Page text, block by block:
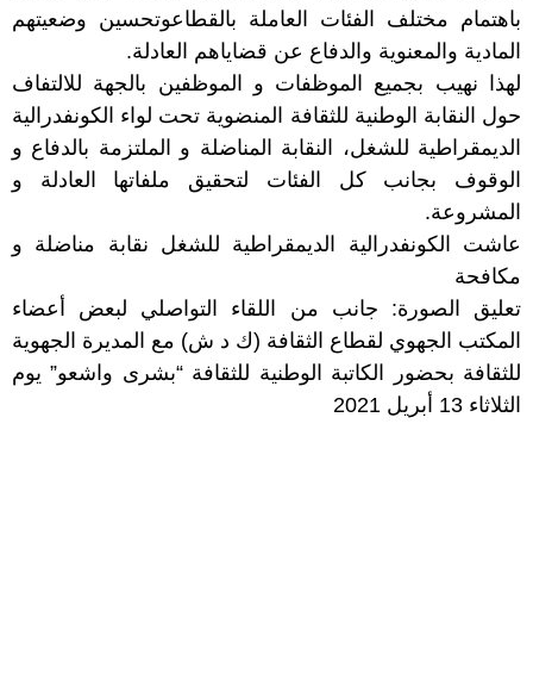
باهتمام مختلف الفئات العاملة بالقطاعوتحسين وضعيتهم
المادية والمعنوية والدفاع عن قضاياهم العادلة.
لهذا نهيب بجميع الموظفات و الموظفين بالجهة للالتفاف
حول النقابة الوطنية للثقافة المنضوية تحت لواء الكونفدرالية
الديمقراطية للشغل، النقابة المناضلة و الملتزمة بالدفاع و
الوقوف بجانب كل الفئات لتحقيق ملفاتها العادلة و
المشروعة.
عاشت الكونفدرالية الديمقراطية للشغل نقابة مناضلة و
مكافحة
تعليق الصورة: جانب من اللقاء التواصلي لبعض أعضاء
المكتب الجهوي لقطاع الثقافة (ك د ش) مع المديرة الجهوية
للثقافة بحضور الكاتبة الوطنية للثقافة “بشرى واشعو” يوم
الثلاثاء 13 أبريل 2021